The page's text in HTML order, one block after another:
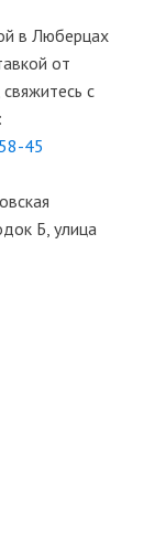
в Люберцах
от
с
45
Б, улица